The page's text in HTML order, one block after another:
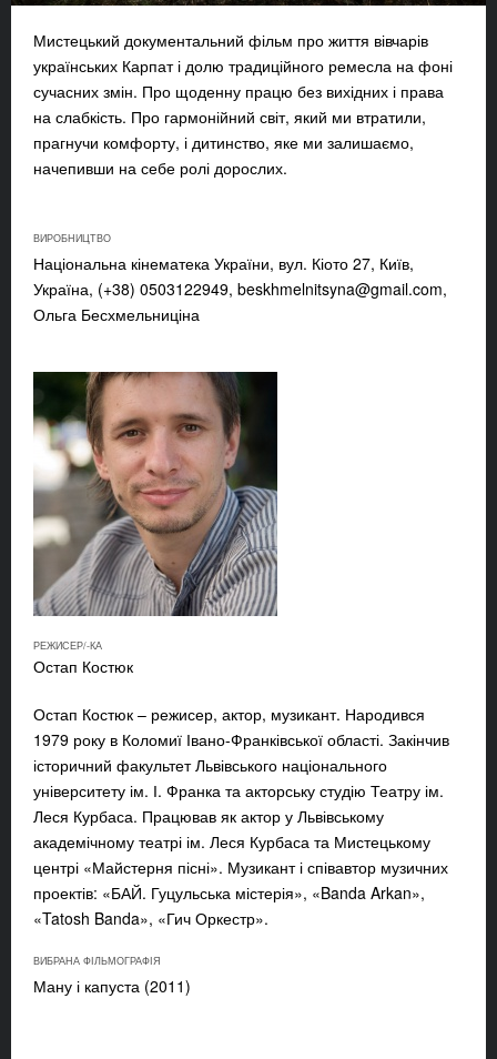
Мистецький документальний фільм про життя вівчарів
українських Карпат і долю традиційного ремесла на фоні
сучасних змін. Про щоденну працю без вихідних і права
на слабкість. Про гармонійний світ, який ми втратили,
прагнучи комфорту, і дитинство, яке ми залишаємо,
начепивши на себе ролі дорослих.
ВИРОБНИЦТВО
Національна кінематека України, вул. Кіото 27, Київ,
Україна, (+38) 0503122949, beskhmelnitsyna@gmail.com,
Ольга Бесхмельниціна
РЕЖИСЕР/-КА
Остап Костюк
Остап Костюк – режисер, актор, музикант. Народився
1979 року в Коломиї Івано-Франківської області. Закінчив
історичний факультет Львівського національного
університету ім. І. Франка та акторську студію Театру ім.
Леся Курбаса. Працював як актор у Львівському
академічному театрі ім. Леся Курбаса та Мистецькому
центрі «Майстерня пісні». Музикант і співавтор музичних
проектів: «БАЙ. Гуцульська містерія», «Banda Arkan»,
«Tatosh Banda», «Гич Оркестр».
ВИБРАНА ФІЛЬМОГРАФІЯ
Ману і капуста (2011)